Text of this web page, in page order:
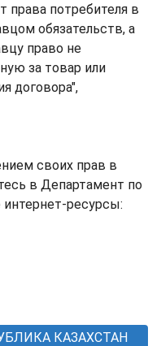
потребителя в
обязательств, а
право не
за товар или
договора",
своих прав в
в Департамент по
ресурсы:
КАЗАХСТАН